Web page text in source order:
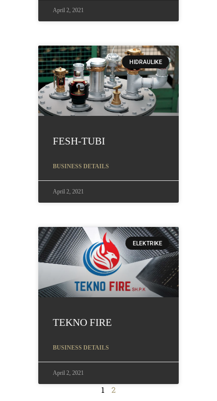
April 2, 2021
HIDRAULIKE
FESH-TUBI
BUSINESS DETAILS
April 2, 2021
ELEKTRIKE
TEKNO FIRE
BUSINESS DETAILS
April 2, 2021
1 2